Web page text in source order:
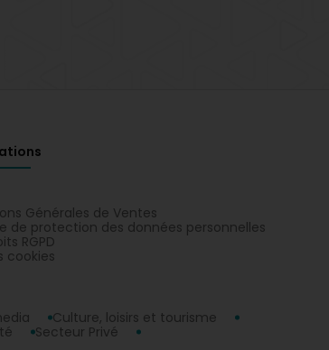
Générales de Ventes
de protection des données personnelles
RGPD
cookies
Culture, loisirs et tourisme
Secteur Privé